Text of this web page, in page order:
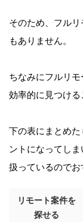
そのため、フル
もありません。
ちなみにフルリ
効率的に見つける
下の表にまとめ
ントになってし
扱っているのでお
リモート案件を
探せる